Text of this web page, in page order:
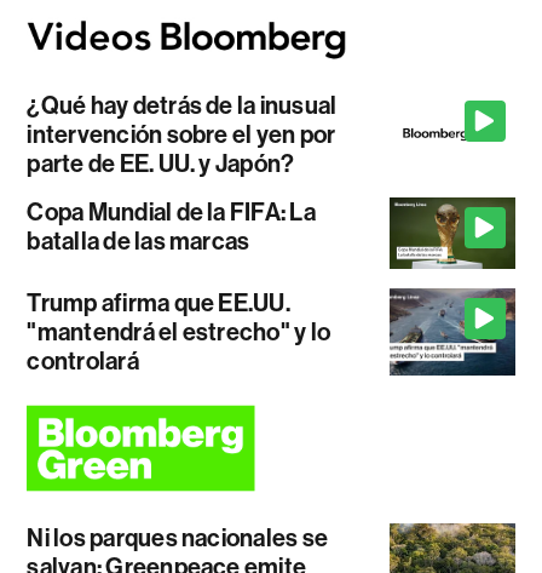
¿Qué hay detrás de la inusual
intervención sobre el yen por
parte de EE. UU. y Japón?
Copa Mundial de la FIFA: La
batalla de las marcas
Trump afirma que EE.UU.
"mantendrá el estrecho" y lo
controlará
Ni los parques nacionales se